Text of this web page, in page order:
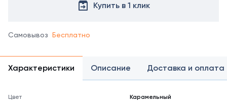
Купить в 1 клик
Самовывоз Бесплатно
Характеристики Описание Доставка и оплата
Цвет Карамельный